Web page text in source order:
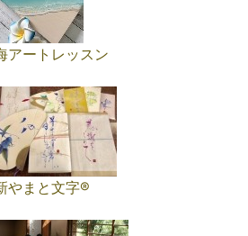
アートレッスン
やまと文字®